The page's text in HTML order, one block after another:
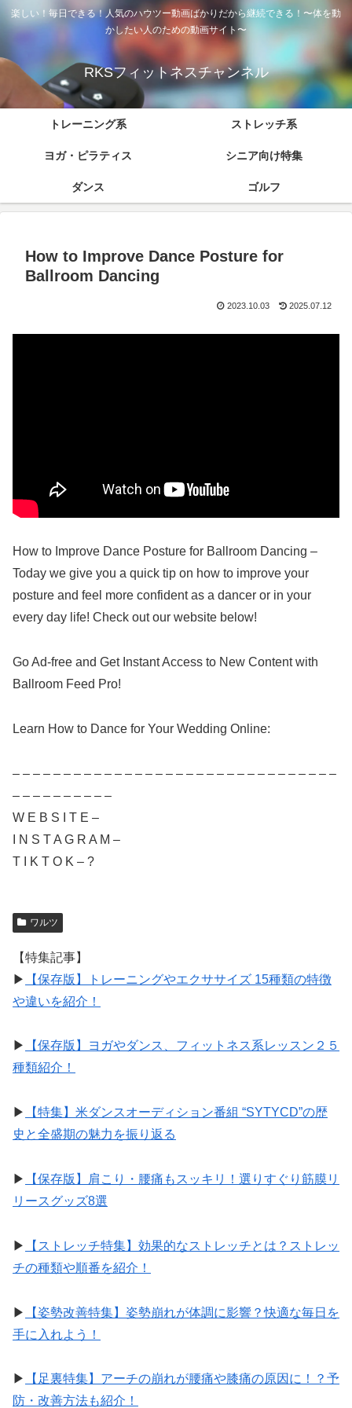
楽しい！毎日できる！人気のハウツー動画ばかりだから継続できる！〜体を動
かしたい人のための動画サイト〜
RKSフィットネスチャンネル
トレーニング系 ストレッチ系
ヨガ・ピラティス シニア向け特集
ダンス ゴルフ
How to Improve Dance Posture for
Ballroom Dancing
2023.10.03 2025.07.12
How to Improve Dance Posture for Ballroom Dancing –
Today we give you a quick tip on how to improve your
posture and feel more confident as a dancer or in your
every day life! Check out our website below!
Go Ad-free and Get Instant Access to New Content with
Ballroom Feed Pro!
Learn How to Dance for Your Wedding Online:
– – – – – – – – – – – – – – – – – – – – – – – – – – – – – – – –
– – – – – – – – – –
W E B S I T E –
I N S T A G R A M –
T I K T O K – ?
ワルツ
【特集記事】
▶︎
【保存版】トレーニングやエクササイズ 15種類の特徴
や違いを紹介！
▶︎
【保存版】ヨガやダンス、フィットネス系レッスン２５
種類紹介！
▶︎
【特集】米ダンスオーディション番組 “SYTYCD”の歴
史と全盛期の魅力を振り返る
▶︎
【保存版】肩こり・腰痛もスッキリ！選りすぐり筋膜リ
リースグッズ8選
▶︎
【ストレッチ特集】効果的なストレッチとは？ストレッ
チの種類や順番を紹介！
▶︎
【姿勢改善特集】姿勢崩れが体調に影響？快適な毎日を
手に入れよう！
▶︎
【足裏特集】アーチの崩れが腰痛や膝痛の原因に！？予
防・改善方法も紹介！